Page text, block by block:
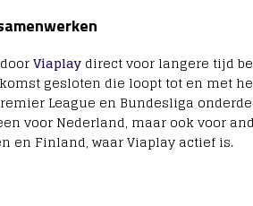
Viaplaydirect voor langere tijd
gesloten die loopt tot en met
League en Bundesliga
voor Nederland, maar ook voor
en Finland, waar Viaplay actief is.